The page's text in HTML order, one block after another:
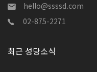
hello@ssssd.com
02-875-2271
최근 성당소식